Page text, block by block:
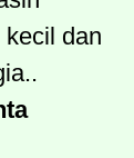
dan